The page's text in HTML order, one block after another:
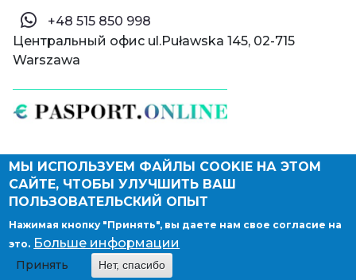
© Паспорт Онлайн 2019—2026
Политика конфиденциальности
Оферта и конфиденциальность:РФ
Правовые документы
Депонирование логотипа компании
‪+48 515 850 998‬
Центральный офис ul.Puławska 145, 02-715
Warszawa
МЫ ИСПОЛЬЗУЕМ ФАЙЛЫ COOKIE НА ЭТОМ
САЙТЕ, ЧТОБЫ УЛУЧШИТЬ ВАШ
ПОЛЬЗОВАТЕЛЬСКИЙ ОПЫТ
Нажимая кнопку "Принять", вы даете нам свое согласие на
это. Больше информации
Принять Нет, спасибо